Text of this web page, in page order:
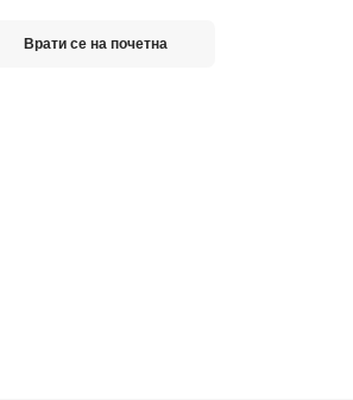
Врати се на почетна